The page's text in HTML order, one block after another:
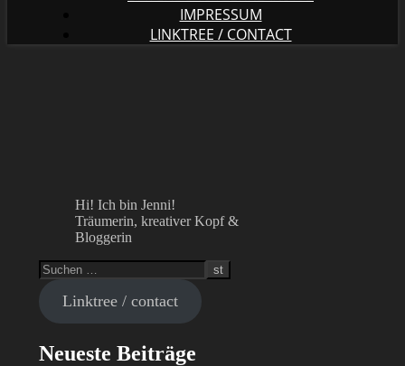
IMPRESSUM
LINKTREE / CONTACT
Hi! Ich bin Jenni!
Träumerin, kreativer Kopf &
Bloggerin
Linktree / contact
Neueste Beiträge